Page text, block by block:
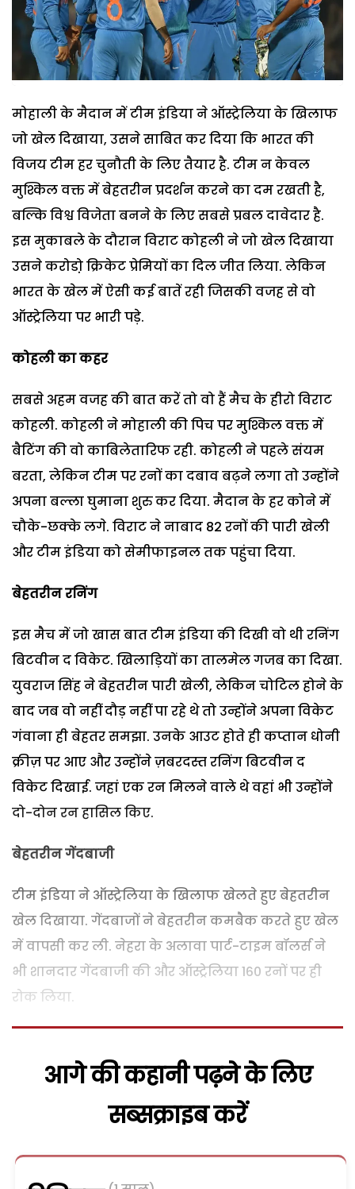
मोहाली के मैदान में टीम इंडिया ने ऑस्ट्रेलिया के खिलाफ
जो खेल दिखाया, उसने साबित कर दिया कि भारत की
विजय टीम हर चुनौती के लिए तैयार है. टीम न केवल
मुश्किल वक्त में बेहतरीन प्रदर्शन करने का दम रखती है,
बल्कि विश्व विजेता बनने के लिए सबसे प्रबल दावेदार है.
इस मुकाबले के दौरान विराट कोहली ने जो खेल दिखाया
उसने करोडो़ क्रिकेट प्रेमियों का दिल जीत लिया. लेकिन
भारत के खेल में ऐसी कई बातें रही जिसकी वजह से वो
ऑस्ट्रेलिया पर भारी पड़े.
कोहली का कहर
सबसे अहम वजह की बात करें तो वो हैं मैच के हीरो विराट
कोहली. कोहली ने मोहाली की पिच पर मुश्किल वक्त में
बैटिंग की वो काबिलेतारिफ रही. कोहली ने पहले संयम
बरता, लेकिन टीम पर रनों का दबाव बढ़ने लगा तो उन्होंने
अपना बल्ला घुमाना शुरु कर दिया. मैदान के हर कोने में
चौके-छक्के लगे. विराट ने नाबाद 82 रनों की पारी खेली
और टीम इंडिया को सेमीफाइनल तक पहुंचा दिया.
बेहतरीन रनिंग
इस मैच में जो खास बात टीम इंडिया की दिखी वो थी रनिंग
बिटवीन द विकेट. खिलाड़ियों का तालमेल गजब का दिखा.
युवराज सिंह ने बेहतरीन पारी खेली, लेकिन चोटिल होने के
बाद जब वो नहीं दौड़ नहीं पा रहे थे तो उन्होंने अपना विकेट
गंवाना ही बेहतर समझा. उनके आउट होते ही कप्तान धोनी
क्रीज़ पर आए और उन्होंने ज़बरदस्त रनिंग बिटवीन द
विकेट दिखाई. जहां एक रन मिलने वाले थे वहां भी उन्होंने
दो-दोन रन हासिल किए.
बेहतरीन गेंदबाजी
टीम इंडिया ने ऑस्ट्रेलिया के खिलाफ खेलते हुए बेहतरीन
खेल दिखाया. गेंदबाजों ने बेहतरीन कमबैक करते हुए खेल
में वापसी कर ली. नेहरा के अलावा पार्ट-टाइम बॉलर्स ने
भी शानदार गेंदबाजी की और ऑस्ट्रेलिया 160 रनों पर ही
रोक लिया.
आगे की कहानी पढ़ने के लिए
सब्सक्राइब करें